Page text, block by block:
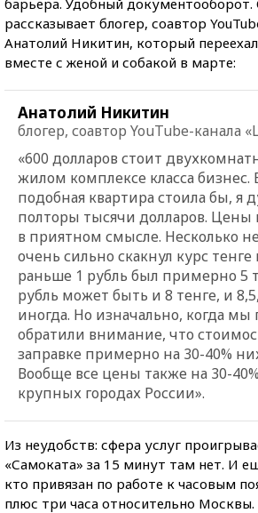
рассказывает блогер, соавтор
Анатолий Никитин, который
вместе с женой и собакой в марте:
Анатолий Никитин
блогер, соавтор YouTube-
«600 долларов стоит
жилом комплексе класса бизнес.
подобная квартира стоила бы,
полторы тысячи долларов.
в приятном смысле. Несколько
очень сильно скакнул курс тенге
раньше 1 рубль был примерно 5
рубль может быть и 8 тенге, и
иногда. Но изначально, когда мы
обратили внимание, что
заправке примерно на 30-40%
Вообще все цены также на 30-
крупных городах России».
Из неудобств: сфера услуг
«Самоката» за 15 минут там нет. И
кто привязан по работе к часовым
плюс три часа относительно Москвы.